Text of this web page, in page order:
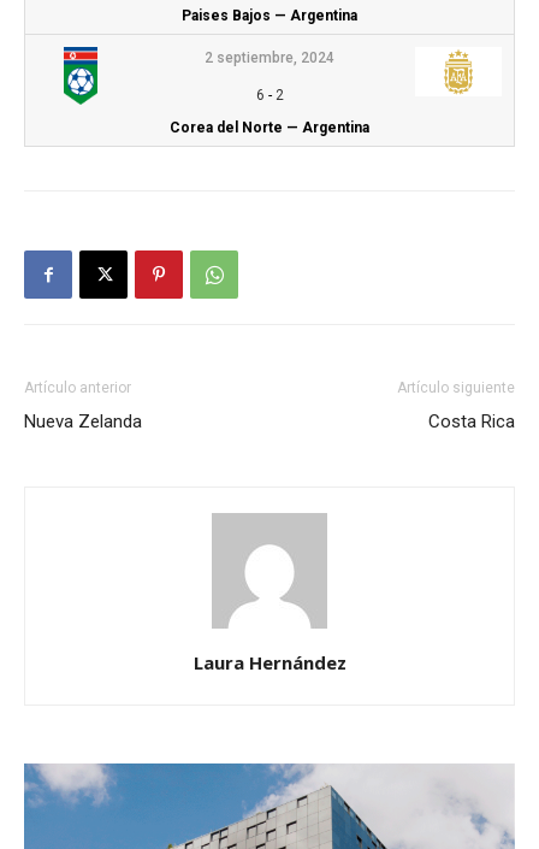
Paises Bajos — Argentina
2 septiembre, 2024
6 - 2
Corea del Norte — Argentina
Artículo anterior
Nueva Zelanda
Artículo siguiente
Costa Rica
Laura Hernández